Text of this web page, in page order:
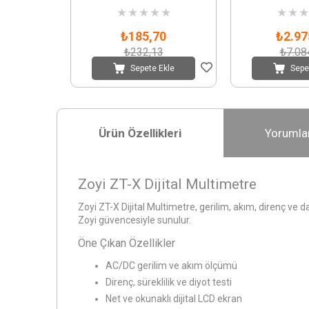
★ ★ ★ ★ ★
₺185,70
₺232,13
Sepete Ekle
★ ★ ★
Ürün Özellikleri
Zoyi ZT-X Dijital Multimetre
Zoyi ZT-X Dijital Multimetre, gerilim, akım, direnç ve
Zoyi güvencesiyle sunulur.
Öne Çıkan Özellikler
AC/DC gerilim ve akım ölçümü
Direnç, süreklilik ve diyot testi
Net ve okunaklı dijital LCD ekran